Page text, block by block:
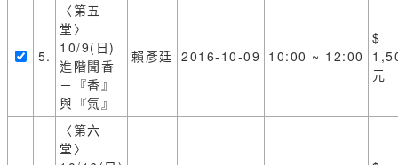
5.
〈第五
堂〉
10/9(日)
進階聞香
－『香』
與『氣』
賴彥廷 2016-10-09 10:00 ~ 12:00
$
元
〈第六
堂〉